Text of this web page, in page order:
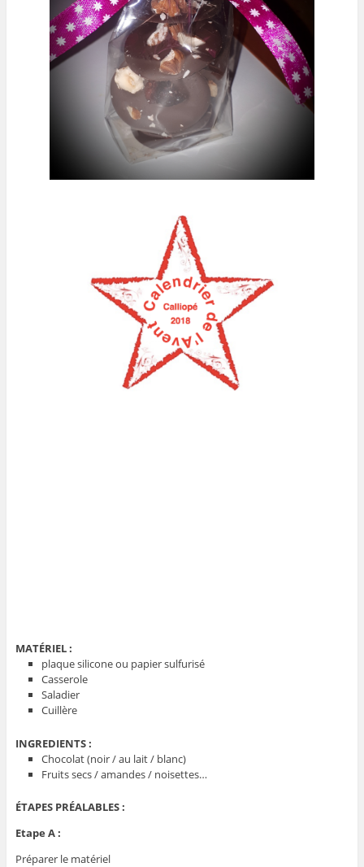
MATÉRIEL :
plaque silicone ou papier sulfurisé
Casserole
Saladier
Cuillère
INGREDIENTS :
Chocolat (noir / au lait / blanc)
Fruits secs / amandes / noisettes…
ÉTAPES PRÉALABLES :
Etape A :
Préparer le matériel